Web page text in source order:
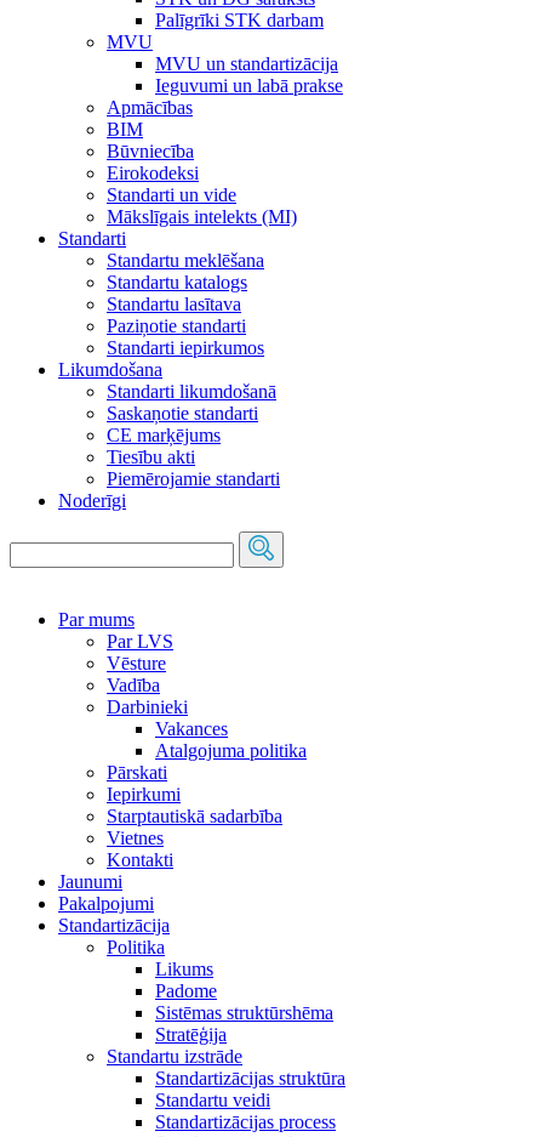
Palīgrīki STK darbam
MVU
MVU un standartizācija
Ieguvumi un labā prakse
Apmācības
BIM
Būvniecība
Eirokodeksi
Standarti un vide
Mākslīgais intelekts (MI)
Standarti
Standartu meklēšana
Standartu katalogs
Standartu lasītava
Paziņotie standarti
Standarti iepirkumos
Likumdošana
Standarti likumdošanā
Saskaņotie standarti
CE marķējums
Tiesību akti
Piemērojamie standarti
Noderīgi
Par mums
Par LVS
Vēsture
Vadība
Darbinieki
Vakances
Atalgojuma politika
Pārskati
Iepirkumi
Starptautiskā sadarbība
Vietnes
Kontakti
Jaunumi
Pakalpojumi
Standartizācija
Politika
Likums
Padome
Sistēmas struktūrshēma
Stratēģija
Standartu izstrāde
Standartizācijas struktūra
Standartu veidi
Standartizācijas process